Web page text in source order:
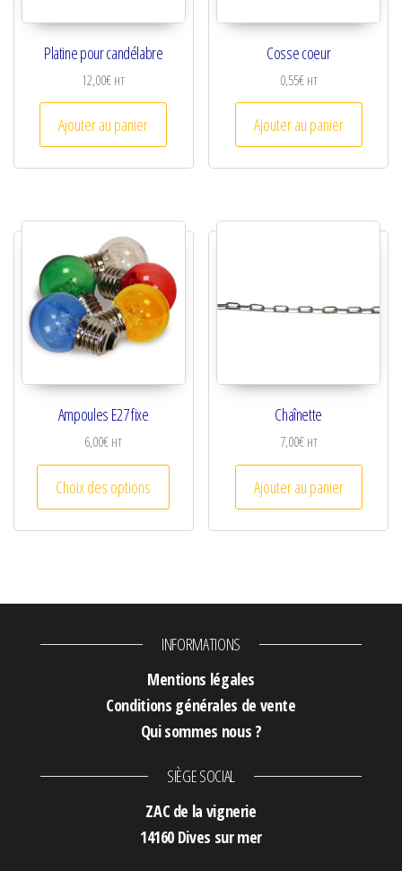
Platine pour candélabre
12,00€ HT
Ajouter au panier
Cosse coeur
0,55€ HT
Ajouter au panier
Ampoules E27 fixe
6,00€ HT
Choix des options
Ce produit a plusieurs variations. Les
Chaînette
7,00€ HT
Ajouter au panier
INFORMATIONS
Mentions légales
Conditions générales de vente
Qui sommes nous ?
SIÈGE SOCIAL
ZAC de la vignerie
14160 Dives sur mer